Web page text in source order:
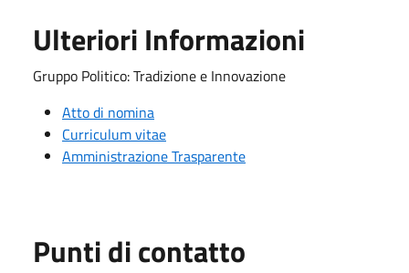
Ulteriori Informazioni
Gruppo Politico: Tradizione e Innovazione
Atto di nomina
Curriculum vitae
Amministrazione Trasparente
Punti di contatto